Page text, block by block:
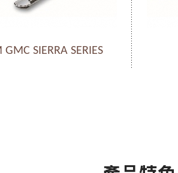
GMC SIERRA SERIES